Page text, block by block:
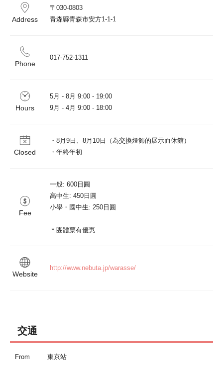
Address
〒030-0803
青森縣青森市安方1-1-1
Phone
017-752-1311
Hours
5月 - 8月 9:00 - 19:00
9月 - 4月 9:00 - 18:00
Closed
・8月9日、8月10日（為交換燈飾的展示而休館）
・年終年初
Fee
一般: 600日圓
高中生: 450日圓
小學・國中生: 250日圓
＊團體票有優惠
Website
http://www.nebuta.jp/warasse/
交通
From 東京站